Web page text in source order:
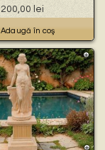
200,00 lei
Adaugă în coş